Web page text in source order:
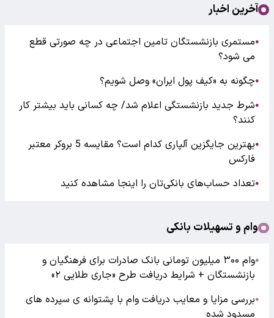
آخرین اخبار
●مستمری بازنشستگان تامین اجتماعی در چه صورتی قطع
می شود؟
●چگونه به «کیف پول ایران» وصل شویم؟
●شرط جدید بازنشستگی اعلام شد/ چه کسانی باید بیشتر کار
کنند؟
●
بهترین جایگزین آلپاری کدام است؟ مقایسه 5 بروکر معتبر
فارکس
●تعداد حساب‌های بانکی‌تان را اینجا مشاهده کنید
وام و تسهیلات بانکی
●
وام ۳۰۰ میلیون تومانی بانک صادرات برای فرهنگیان و
بازنشستگان + شرایط دریافت طرح «جاری طلایی ۲»
●بررسی مزایا و معایب دریافت وام با پشتوانه ی سپرده های
مسدود شده